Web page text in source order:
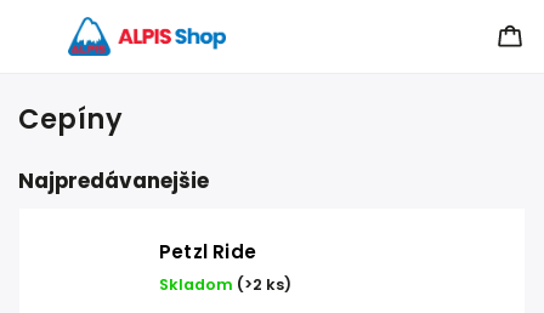
Cepíny
Najpredávanejšie
Petzl Ride
Skladom (>2 ks)